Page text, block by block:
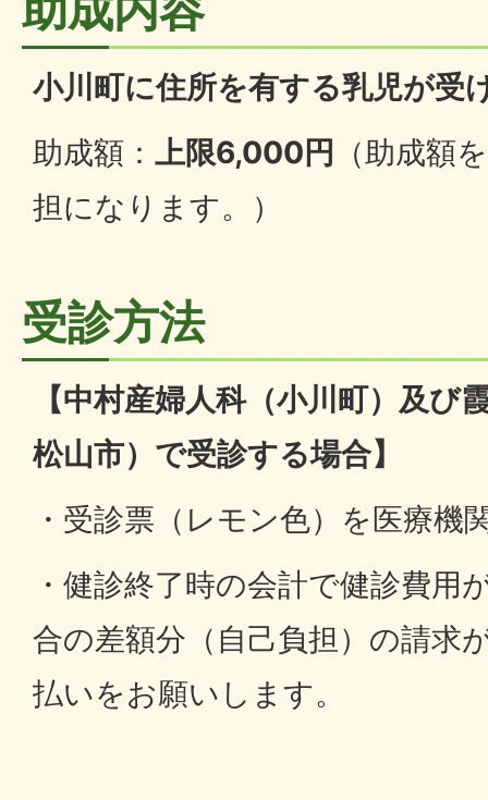
小川町に住所を有する乳児が受
助成額： 上限6,000円 （助成額
担になります。）
受診方法
【中村産婦人科（小川町）及び
松山市）で受診する場合】
・受診票（レモン色）を医療機
・健診終了時の会計で健診費用
合の差額分（自己負担）の請求
払いをお願いします。